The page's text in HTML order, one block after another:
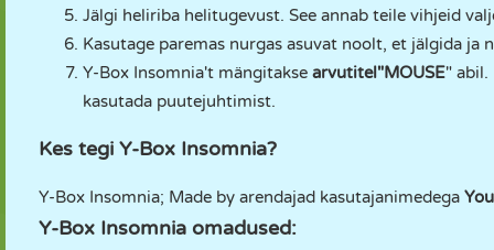
Jälgi heliriba helitugevust. See annab teile vihjeid
Kasutage paremas nurgas asuvat noolt, et jälgida ja
Y-Box Insomnia't mängitakse arvutitel"MOUSE" abil.
kasutada puutejuhtimist.
Kes tegi Y-Box Insomnia?
Y-Box Insomnia; Made by arendajad kasutajanimedega
Y-Box Insomnia omadused: